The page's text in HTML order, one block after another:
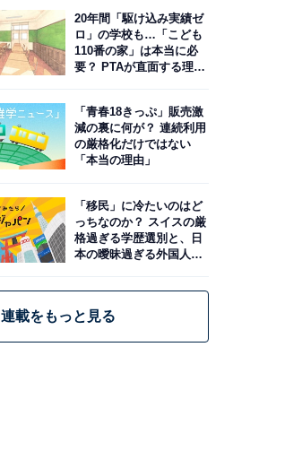
20年間「駆け込み実績ゼ
ロ」の学校も…「こども
110番の家」は本当に必
要？ PTAが直面する理想
「青春18きっぷ」販売激
減の裏に何が？ 連続利用
の厳格化だけではない
「本当の理由」
「移民」に冷たいのはど
っちなのか？ スイスの厳
格過ぎる学歴選別と、日
本の曖昧過ぎる外国人政
連載をもっと見る